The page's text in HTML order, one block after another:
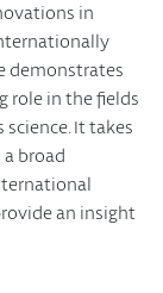
in
demonstrates
role in the fields
It takes
broad
an insight